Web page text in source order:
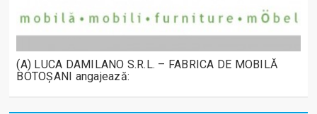
(A) LUCA DAMILANO S.R.L. – FABRICA DE MOBILĂ
BOTOȘANI angajează: